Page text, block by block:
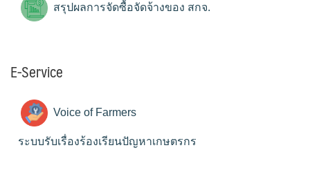
สรุปผลการจัดซื้อจัดจ้างของ สกจ.
E-Service
Voice of Farmers
ระบบรับเรื่องร้องเรียนปัญหาเกษตรกร